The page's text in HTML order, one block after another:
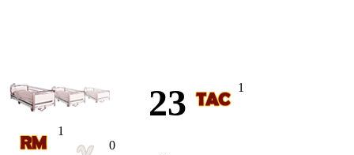
23 1
1
0